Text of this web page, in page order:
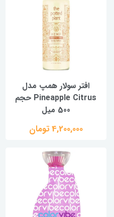
افتر سولار همپ مدل
Pineapple Citrus حجم
500 میل
4,200,000 تومان